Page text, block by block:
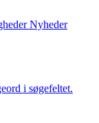
Nyheder
i søgefeltet.